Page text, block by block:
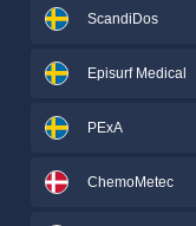
ScandiDos
Episurf Medical
PExA
ChemoMetec